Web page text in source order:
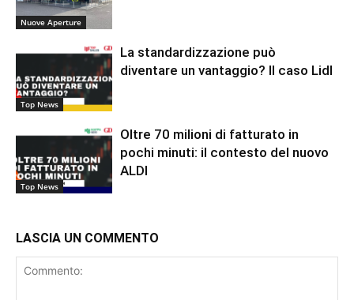
Nuove Aperture
Top News
La standardizzazione può
diventare un vantaggio? Il caso Lidl
Top News
Oltre 70 milioni di fatturato in
pochi minuti: il contesto del nuovo
ALDI
LASCIA UN COMMENTO